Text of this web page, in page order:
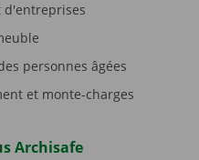
d'entreprises
personnes âgées
et monte-charges
Archisafe